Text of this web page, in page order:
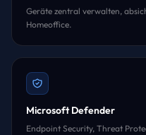
Geräte zentral verwalten,
Homeoffice.
Microsoft Defender
Endpoint Security, Threat